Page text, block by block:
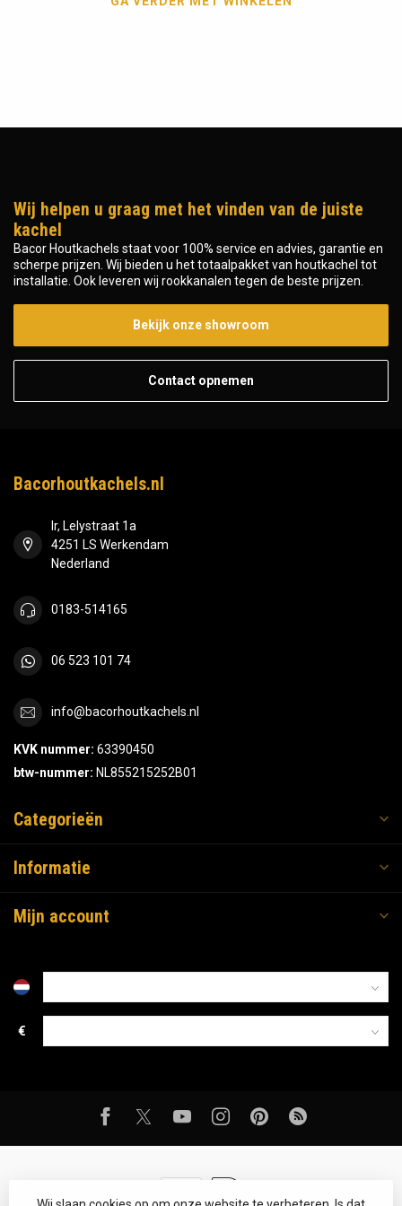
Wij helpen u graag met het vinden van de juiste
kachel
Bacor Houtkachels staat voor 100% service en advies, garantie en
scherpe prijzen. Wij bieden u het totaalpakket van houtkachel tot
installatie. Ook leveren wij rookkanalen tegen de beste prijzen.
Bekijk onze showroom
Contact opnemen
Bacorhoutkachels.nl
Ir, Lelystraat 1a
4251 LS Werkendam
Nederland
0183-514165
06 523 101 74
info@bacorhoutkachels.nl
KVK nummer: 63390450
btw-nummer: NL855215252B01
Categorieën
Informatie
Mijn account
€